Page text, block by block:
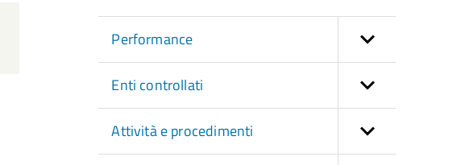
Performance
Enti controllati
Attività e procedimenti